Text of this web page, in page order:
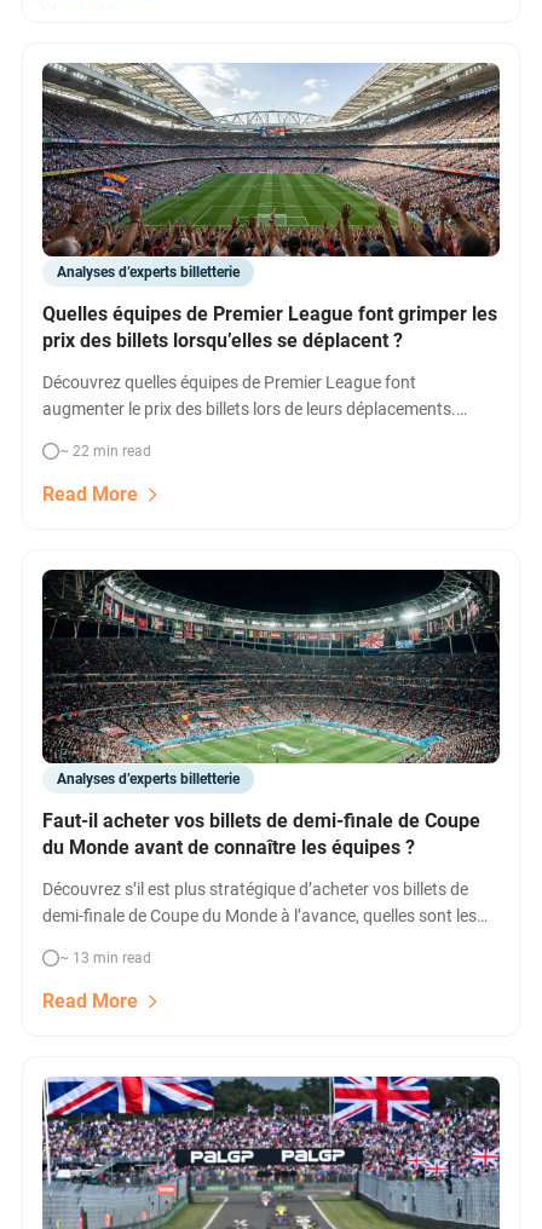
Analyses d’experts billetterie
Quelles équipes de Premier League font grimper les
prix des billets lorsqu’elles se déplacent ?
Découvrez quelles équipes de Premier League font
augmenter le prix des billets lors de leurs déplacements.
catégorie, pour la saison 2025/26. Ne payez pas trop cher
votre Billetterie Premier League !
~ 22 min read
Read More
Analyses d’experts billetterie
Faut-il acheter vos billets de demi-finale de Coupe
du Monde avant de connaître les équipes ?
Découvrez s’il est plus stratégique d’acheter vos billets de
demi-finale de Coupe du Monde à l’avance, quelles sont les
optimiser votre achat pour Dallas ou Atlanta avant la
révélation des affiches officielles.
~ 13 min read
Read More